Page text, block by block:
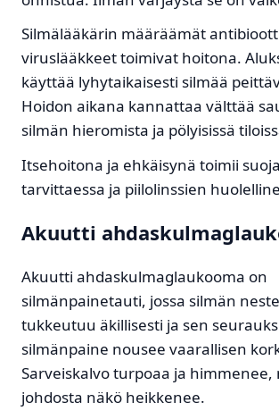
Silmälääkärin määräämät
viruslääkkeet toimivat hoitona.
käyttää lyhytaikaisesti silmää
Hoidon aikana kannattaa välttää
silmän hieromista ja pölyisissä
Itsehoitona ja ehkäisynä toimii
tarvittaessa ja piilolinssien
Akuutti
Akuutti ahdaskulmaglaukooma on
silmänpainetauti, jossa silmän
tukkeutuu äkillisesti ja sen
silmänpaine nousee vaarallisen
Sarveiskalvo turpoaa ja himmenee,
johdosta näkö heikkenee.